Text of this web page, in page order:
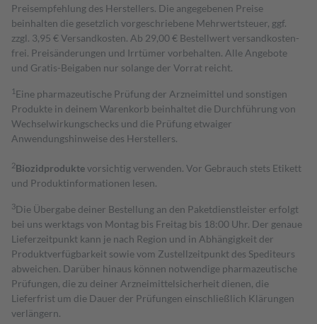
Preisempfehlung des Herstellers. Die angegebenen Preise
beinhalten die gesetzlich vorgeschriebene Mehrwertsteuer, ggf.
zzgl. 3,95 € Versandkosten. Ab 29,00 € Bestell­wert versand­kosten­
frei. Preisänderungen und Irrtümer vorbehalten. Alle Angebote
und Gratis-Beigaben nur solange der Vorrat reicht.
1 Eine pharmazeutische Prüfung der Arzneimittel und sonstigen
Produkte in deinem Warenkorb beinhaltet die Durchführung von
Wechselwirkungschecks und die Prüfung etwaiger
Anwendungshinweise des Herstellers.
2Biozidproduktevorsichtig verwenden. Vor Gebrauch stets Etikett
und Produktinformationen lesen.
3Die Übergabe deiner Bestellung an den Paketdienstleister erfolgt
bei uns werktags von Montag bis Freitag bis 18:00 Uhr. Der genaue
Lieferzeitpunkt kann je nach Region und in Abhängigkeit der
Produktverfügbarkeit sowie vom Zustellzeitpunkt des Spediteurs
abweichen. Darüber hinaus können notwendige pharmazeutische
Prüfungen, die zu deiner Arzneimittelsicherheit dienen, die
Lieferfrist um die Dauer der Prüfungen einschließlich Klärungen
verlängern.